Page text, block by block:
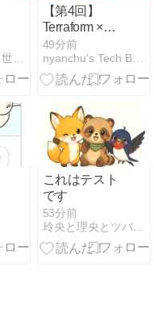
母さんは今日も世話をやく
【第4回】
Terraform ×
AWS インフラ
自動化入門 —
環境分離
とワークスペ
ース・変数管
理の実践パタ
ーン
49分前
nyanchu's Tech Blog
これはテスト
です
53分前
玲央と理央とツバメちゃんの気まぐれエッセイ